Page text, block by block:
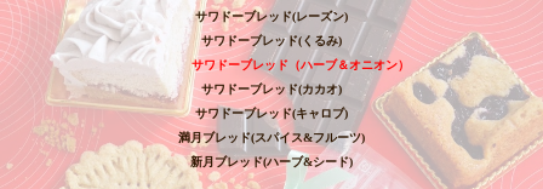
サワドーブレッド(レーズン)
サワドーブレッド(くるみ)
サワドーブレッド（ハーブ＆オニオン）
サワドーブレッド(カカオ)
サワドーブレッド(キャロブ)
満月ブレッド(スパイス&フルーツ)
新月ブレッド(ハーブ&シード)